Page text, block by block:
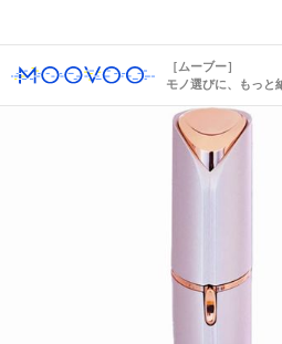
［ムーブー］
モノ選びに、もっと